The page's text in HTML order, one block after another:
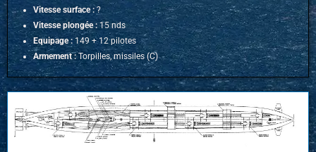
Vitesse surface :?
Vitesse plongée :15 nds
Equipage : 149 + 12 pilotes
Armement :Torpilles, missiles (C)